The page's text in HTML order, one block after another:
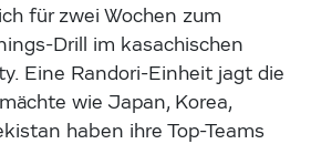
für zwei Wochen zum
Drill im kasachischen
Eine Randori-Einheit jagt die
wie Japan, Korea,
haben ihre Top-Teams